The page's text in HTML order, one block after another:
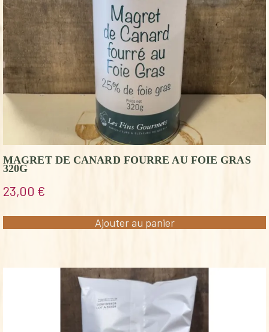
MAGRET DE CANARD FOURRE AU FOIE GRAS
320G
23,00 €
Ajouter au panier